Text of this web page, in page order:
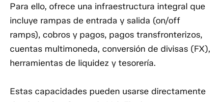
Para ello, ofrece una infraestructura integral que
incluye rampas de entrada y salida (on/off
ramps), cobros y pagos, pagos transfronterizos,
cuentas multimoneda, conversión de divisas (FX),
herramientas de liquidez y tesorería.
Estas capacidades pueden usarse directamente